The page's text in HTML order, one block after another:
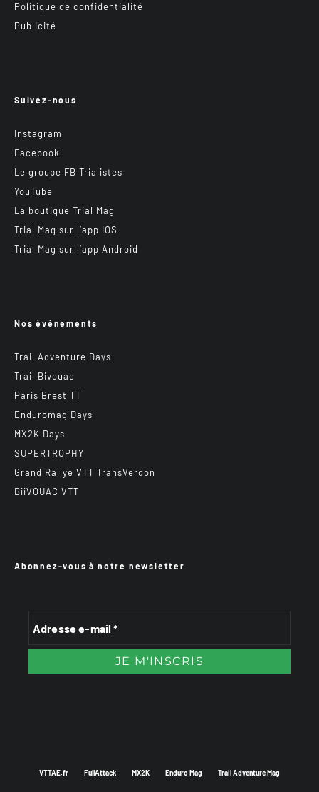
Politique de confidentialité
Publicité
Suivez-nous
Instagram
Facebook
Le groupe FB Trialistes
YouTube
La boutique Trial Mag
Trial Mag sur l’app IOS
Trial Mag sur l’app Android
Nos événements
Trail Adventure Days
Trail Bivouac
Paris Brest TT
Enduromag Days
MX2K Days
SUPERTROPHY
Grand Rallye VTT TransVerdon
BiiVOUAC VTT
Abonnez-vous à notre newsletter
VTTAE.fr FullAttack MX2K Enduro Mag Trail Adventure Mag